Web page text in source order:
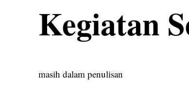
Kegiatan
masih dalam penulisan